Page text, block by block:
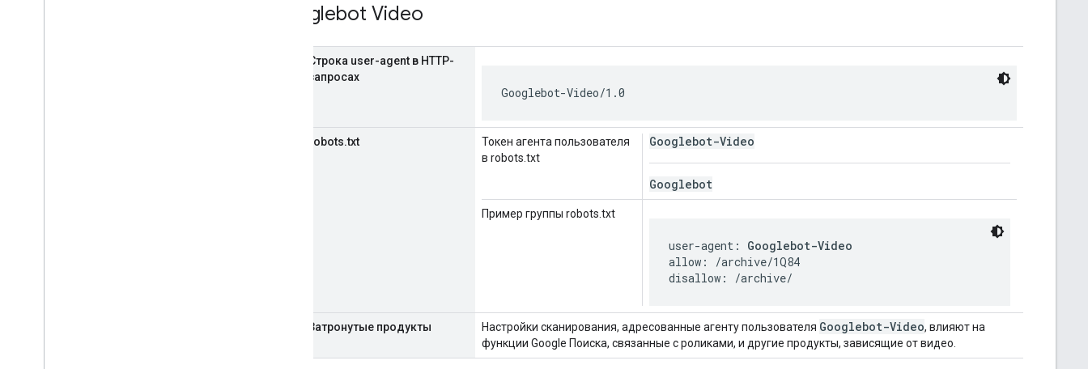
Googlebot Video
Строка user-agent в HTTP-
запросах
Googlebot-Video/1.0
robots.txt
Токен агента пользователя
в robots.txt
Googlebot-Video
Googlebot
Пример группы robots.txt
user-agent: Googlebot-Video
allow: /archive/1Q84
disallow: /archive/
Затронутые продукты Настройки сканирования, адресованные агенту пользователя Googlebot-Video, влияют на
функции Google Поиска, связанные с роликами, и другие продукты, зависящие от видео.